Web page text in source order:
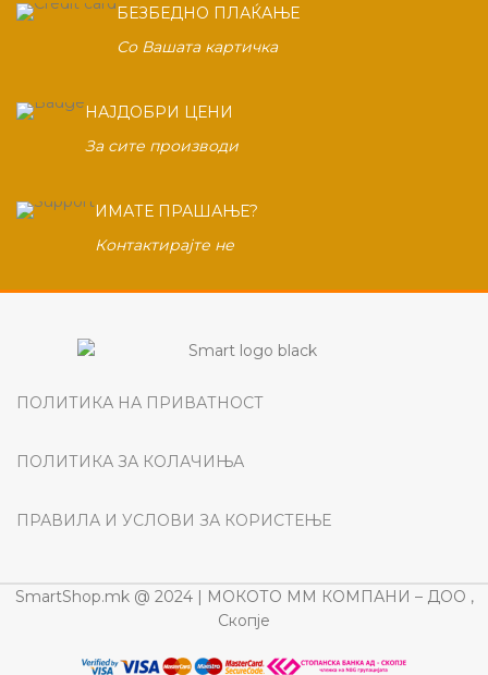
БЕЗБЕДНО ПЛАЌАЊЕ
Со Вашата картичка
НАЈДОБРИ ЦЕНИ
За сите производи
ИМАТЕ ПРАШАЊЕ?
Контактирајте не
ПОЛИТИКА НА ПРИВАТНОСТ
ПОЛИТИКА ЗА КОЛАЧИЊА
ПРАВИЛА И УСЛОВИ ЗА КОРИСТЕЊЕ
SmartShop.mk @ 2024 | МОКОТО ММ КОМПАНИ – ДОО ,
Скопје